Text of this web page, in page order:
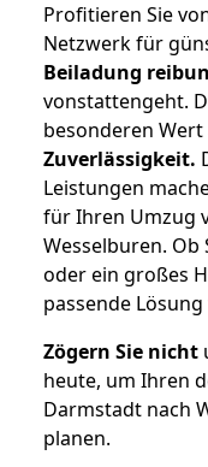
Profitieren Sie
Netzwerk für
Beiladung
vonstattengeht.
besonderen
Zuverlässigkeit.
Leistungen
für Ihren Umzug
Wesselburen. Ob
oder ein großes
passende Lösung
Zögern Sie nicht
heute, um Ihren
Darmstadt nach
planen.